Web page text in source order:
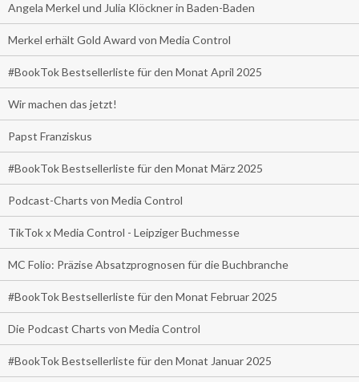
Angela Merkel und Julia Klöckner in Baden-Baden
Merkel erhält Gold Award von Media Control
#BookTok Bestsellerliste für den Monat April 2025
Wir machen das jetzt!
Papst Franziskus
#BookTok Bestsellerliste für den Monat März 2025
Podcast-Charts von Media Control
TikTok x Media Control - Leipziger Buchmesse
MC Folio: Präzise Absatzprognosen für die Buchbranche
#BookTok Bestsellerliste für den Monat Februar 2025
Die Podcast Charts von Media Control
#BookTok Bestsellerliste für den Monat Januar 2025